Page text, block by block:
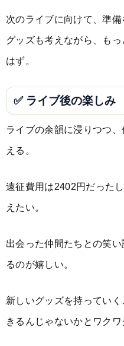
次のライブに向けて、準備
グッズも考えながら、も
はず。
✅ ライブ後の楽しみ
ライブの余韻に浸りつつ
える。
遠征費用は2402円だった
えたい。
出会った仲間たちとの笑
るのが嬉しい。
新しいグッズを持ってい
きるんじゃないかとワクワ